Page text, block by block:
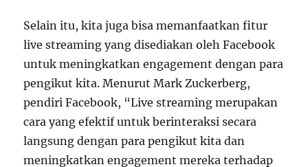
Selain itu, kita juga bisa memanfaatkan fitur
live streaming yang disediakan oleh Facebook
untuk meningkatkan engagement dengan para
pengikut kita. Menurut Mark Zuckerberg,
pendiri Facebook, “Live streaming merupakan
cara yang efektif untuk berinteraksi secara
langsung dengan para pengikut kita dan
meningkatkan engagement mereka terhadap